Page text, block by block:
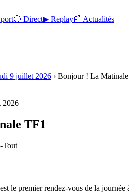
🔴 Direct▶ Replay📰 Actualités
9 juillet 2026 › Bonjour ! La Matinale
2026
TF1
-Tout
le premier rendez-vous de la journée